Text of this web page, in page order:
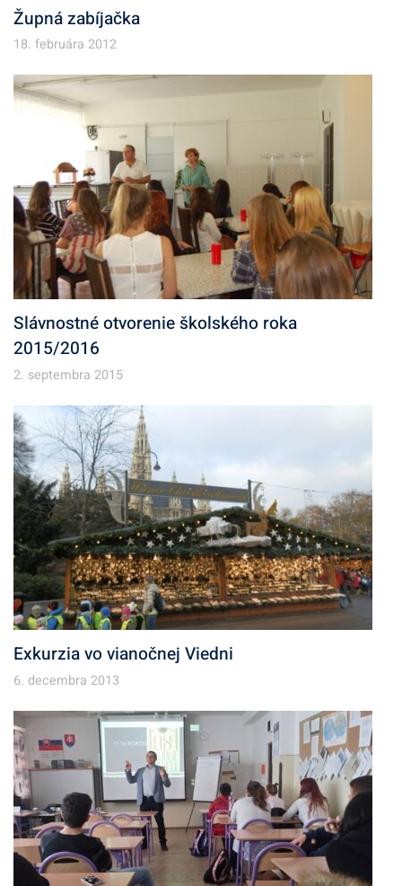
Župná zabíjačka
18. februára 2012
Slávnostné otvorenie školského roka
2015/2016
2. septembra 2015
Exkurzia vo vianočnej Viedni
6. decembra 2013